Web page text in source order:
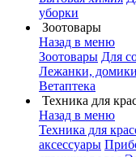
уборки
Зоотовары
Назад в меню
Зоотовары Для
Лежанки, домики
Ветаптека
Техника для
Назад в меню
Техника для
аксессуары